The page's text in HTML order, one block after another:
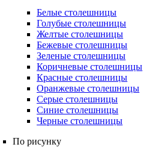
Белые столешницы
Голубые столешницы
Желтые столешницы
Бежевые столешницы
Зеленые столешницы
Коричневые столешницы
Красные столешницы
Оранжевые столешницы
Серые столешницы
Синие столешницы
Черные столешницы
По рисунку